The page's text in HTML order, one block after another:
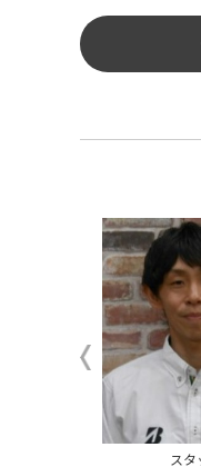
替え※タイ
ローク契
択ください
本日のタ
約 ※クロ
用いただ
スタ